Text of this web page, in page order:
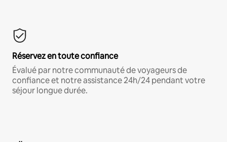
Réservez en toute confiance
Évalué par notre communauté de voyageurs de
confiance et notre assistance 24h/24 pendant votre
séjour longue durée.